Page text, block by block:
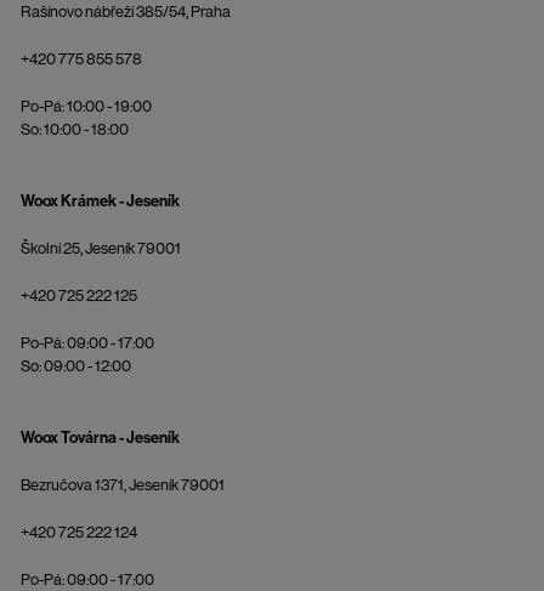
Rašínovo nábřeží 385/54, Praha
+420 775 855 578
Po-Pá: 10:00 - 19:00
So: 10:00 - 18:00
Woox Krámek - Jeseník
Školní 25, Jeseník 79001
+420 725 222 125
Po-Pá: 09:00 - 17:00
So: 09:00 - 12:00
Woox Továrna - Jeseník
Bezručova 1371, Jeseník 79001
+420 725 222 124
Po-Pá: 09:00 - 17:00